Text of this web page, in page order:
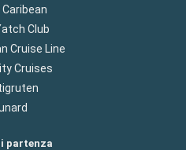
Caribean
Club
Cruise Line
Cruises
partenza